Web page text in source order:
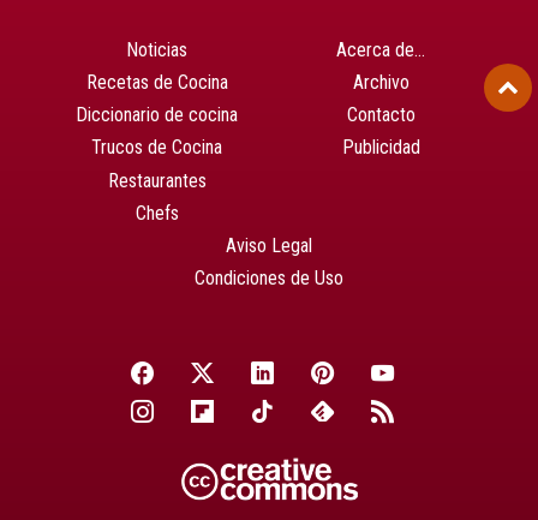
Noticias
Recetas de Cocina
Diccionario de cocina
Trucos de Cocina
Restaurantes
Chefs
Acerca de…
Archivo
Contacto
Publicidad
Aviso Legal
Condiciones de Uso